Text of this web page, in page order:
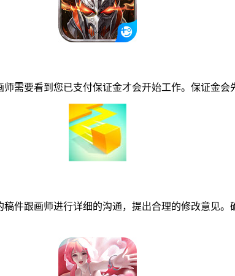
要看到您已支付保证金才会开始工作。保证金会
跟画师进行详细的沟通，提出合理的修改意见。